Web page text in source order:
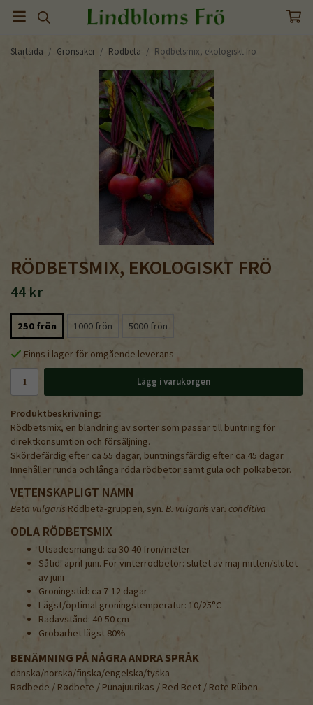
Startsida / Grönsaker / Rödbeta / Rödbetsmix, ekologiskt frö
RÖDBETSMIX, EKOLOGISKT FRÖ
44 kr
250 frön 1000 frön 5000 frön
Finns i lager för omgående leverans
Lägg i varukorgen
Produktbeskrivning:
Rödbetsmix, en blandning av sorter som passar till buntning för
direktkonsumtion och försäljning.
Skördefärdig efter ca 55 dagar, buntningsfärdig efter ca 45 dagar.
Innehåller runda och långa röda rödbetor samt gula och polkabetor.
VETENSKAPLIGT NAMN
Beta vulgaris Rödbeta-gruppen, syn. B. vulgaris var. conditiva
ODLA RÖDBETSMIX
Utsädesmängd: ca 30-40 frön/meter
Såtid: april-juni. För vinterrödbetor: slutet av maj-mitten/slutet
av juni
Groningstid: ca 7-12 dagar
Lägst/optimal groningstemperatur: 10/25°C
Radavstånd: 40-50 cm
Grobarhet lägst 80%
BENÄMNING PÅ NÅGRA ANDRA SPRÅK
danska/norska/finska/engelska/tyska
Rødbede / Rødbete / Punajuurikas / Red Beet / Rote Rüben